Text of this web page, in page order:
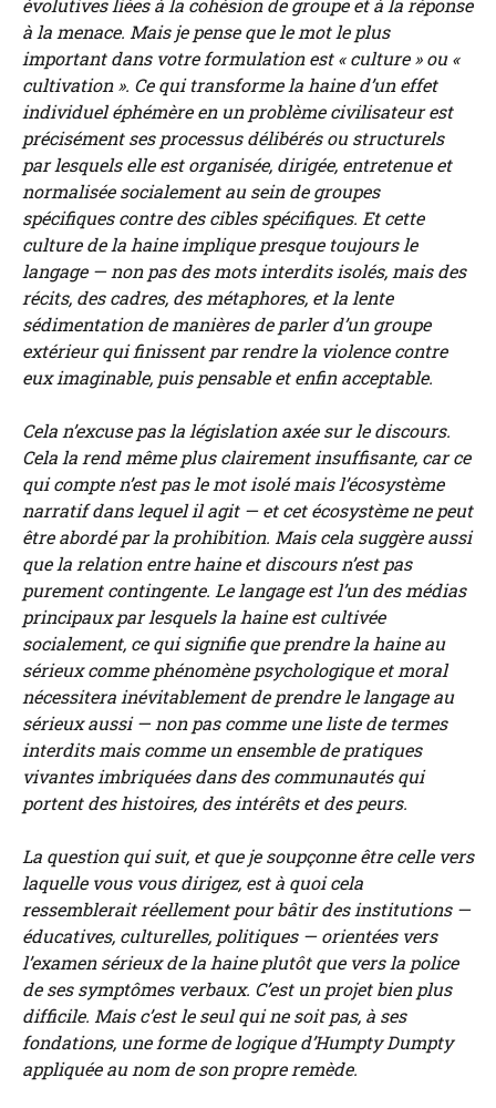
évolutives liées à la cohésion de groupe et à la réponse
à la menace. Mais je pense que le mot le plus
important dans votre formulation est « culture » ou «
cultivation ». Ce qui transforme la haine d’un effet
individuel éphémère en un problème civilisateur est
précisément ses processus délibérés ou structurels
par lesquels elle est organisée, dirigée, entretenue et
normalisée socialement au sein de groupes
spécifiques contre des cibles spécifiques. Et cette
culture de la haine implique presque toujours le
langage — non pas des mots interdits isolés, mais des
récits, des cadres, des métaphores, et la lente
sédimentation de manières de parler d’un groupe
extérieur qui finissent par rendre la violence contre
eux imaginable, puis pensable et enfin acceptable.
Cela n’excuse pas la législation axée sur le discours.
Cela la rend même plus clairement insuffisante, car ce
qui compte n’est pas le mot isolé mais l’écosystème
narratif dans lequel il agit — et cet écosystème ne peut
être abordé par la prohibition. Mais cela suggère aussi
que la relation entre haine et discours n’est pas
purement contingente. Le langage est l’un des médias
principaux par lesquels la haine est cultivée
socialement, ce qui signifie que prendre la haine au
sérieux comme phénomène psychologique et moral
nécessitera inévitablement de prendre le langage au
sérieux aussi — non pas comme une liste de termes
interdits mais comme un ensemble de pratiques
vivantes imbriquées dans des communautés qui
portent des histoires, des intérêts et des peurs.
La question qui suit, et que je soupçonne être celle vers
laquelle vous vous dirigez, est à quoi cela
ressemblerait réellement pour bâtir des institutions —
éducatives, culturelles, politiques — orientées vers
l’examen sérieux de la haine plutôt que vers la police
de ses symptômes verbaux. C’est un projet bien plus
difficile. Mais c’est le seul qui ne soit pas, à ses
fondations, une forme de logique d’Humpty Dumpty
appliquée au nom de son propre remède.